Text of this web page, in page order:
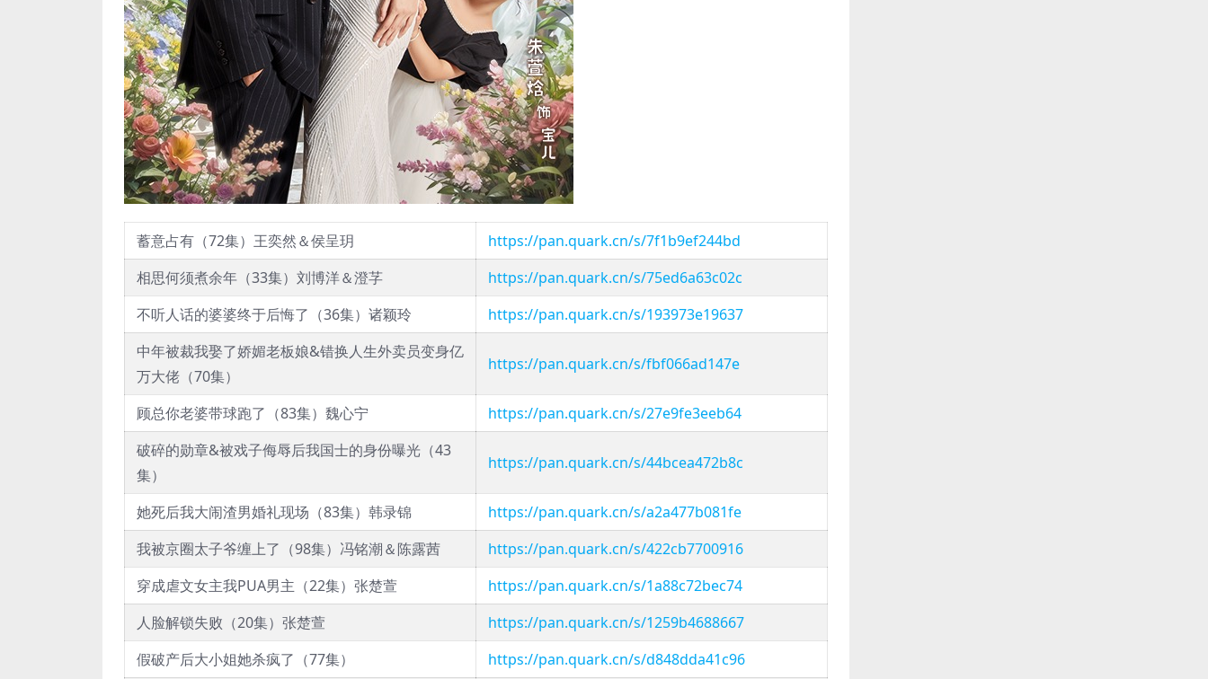
蓄意占有（72集）王奕然＆侯呈玥
https://pan.quark.cn/s/7f1b9ef244bd
相思何须煮余年（33集）刘博洋＆澄芓
https://pan.quark.cn/s/75ed6a63c02c
不听人话的婆婆终于后悔了（36集）诸颖玲
https://pan.quark.cn/s/193973e19637
中年被裁我娶了娇媚老板娘&错换人生外卖员变身亿
万大佬（70集）
https://pan.quark.cn/s/fbf066ad147e
顾总你老婆带球跑了（83集）魏心宁
https://pan.quark.cn/s/27e9fe3eeb64
破碎的勋章&被戏子侮辱后我国士的身份曝光（43
集）
https://pan.quark.cn/s/44bcea472b8c
她死后我大闹渣男婚礼现场（83集）韩录锦
https://pan.quark.cn/s/a2a477b081fe
我被京圈太子爷缠上了（98集）冯铭潮＆陈露茜
https://pan.quark.cn/s/422cb7700916
穿成虐文女主我PUA男主（22集）张楚萱
https://pan.quark.cn/s/1a88c72bec74
人脸解锁失败（20集）张楚萱
https://pan.quark.cn/s/1259b4688667
假破产后大小姐她杀疯了（77集）
https://pan.quark.cn/s/d848dda41c96